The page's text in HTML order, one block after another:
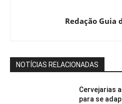
Redação Guia
NOTÍCIAS RELACIONADAS
Cervejarias
para se